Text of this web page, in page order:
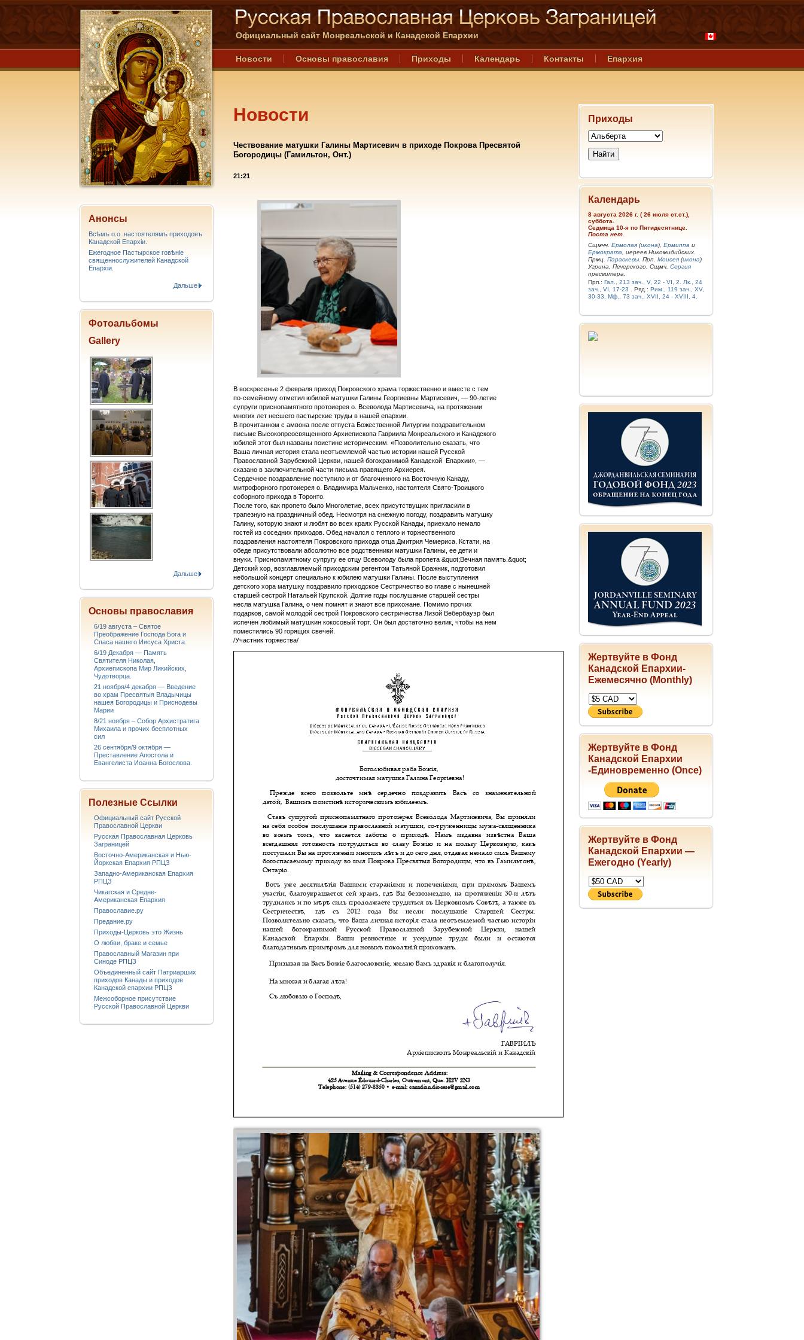
Официальный сайт Монреальской и Канадской Епархии
Новости Основы православия Приходы Календарь Контакты Епархия
Приходы
Календарь
8 августа 2026 г. ( 26 июля ст.ст.),
суббота.
Седмица 10-я по Пятидесятнице.
Поста нет.
Сщмчч. Ермолая (икона), Ермиппа и
Ермократа , иереев Никомидийских.
Прмц. Параскевы . Прп. Моисея (икона)
Угрина, Печерского. Сщмч. Сергия
пресвитера.
Прп.: Гал., 213 зач., V, 22 - VI, 2.
Лк., 24
зач., VI, 17-23
. Ряд.: Рим., 119 зач., XV,
30-33.
Мф., 73 зач., XVII, 24 - XVIII, 4.
Жертвуйте в Фонд
Канадской Епархии-
Ежемесячно (Monthly)
Жертвуйте в Фонд
Канадской Епархии
-Единовременно (Once)
Жертвуйте в Фонд
Канадской Епархии —
Ежегодно (Yearly)
Новости
Чествование матушки Галины Мартисевич в приходе Покрова Пресвятой
Богородицы (Гамильтон, Онт.)
21:21
В воскресенье 2 февраля приход Покровского храма торжественно и вместе с тем
по-семейному отметил юбилей матушки Галины Георгиевны Мартисевич, — 90-летие
супруги приснопамятного протоиерея о. Всеволода Мартисевича, на протяжении
многих лет несшего пастырские труды в нашей епархии.
В прочитанном с амвона после отпуста Божественной Литургии поздравительном
письме Высокопреосвященного Архиепископа Гавриила Монреальского и Канадского
юбилей этот был названы поистине историческим. «Позволительно сказать, что
Ваша личная история стала неотъемлемой частью истории нашей Русской
Православной Зарубежной Церкви, нашей богохранимой Канадской Епархии», —
сказано в заключительной части письма правящего Архиерея.
Сердечное поздравление поступило и от благочинного на Восточную Канаду,
митрофорного протоиерея о. Владимира Мальченко, настоятеля Свято-Троицкого
соборного прихода в Торонто.
После того, как пропето было Многолетие, всех присутствущих пригласили в
трапезную на праздничный обед. Несмотря на снежную погоду, поздравить матушку
Галину, которую знают и любят во всех краях Русской Канады, приехало немало
гостей из соседних приходов. Обед начался с теплого и торжественного
поздравления настоятеля Покровского прихода отца Дмитрия Чемериса. Кстати, на
обеде присутствовали абсолютно все родственники матушки Галины, ее дети и
внуки. Приснопамятному супругу ее отцу Всеволоду была пропета &quot;Вечная память.&quot;
Детский хор, возглавляемый приходским регентом Татьяной Бражник, подготовил
небольшой концерт специально к юбилею матушки Галины. После выступления
детского хора матушку поздравило приходское Сестричество во главе с нынешней
старшей сестрой Натальей Крупской. Долгие годы послушание старшей сестры
несла матушка Галина, о чем помнят и знают все прихожане. Помимо прочих
подарков, самой молодой сестрой Покровского сестричества Лизой Вебербауэр был
испечен любимый матушкин кокосовый торт. Он был достаточно велик, чтобы на нем
поместились 90 горящих свечей.
/Участник торжества/
Анонсы
Всѣмъ о.о. настоятелямъ приходовъ
Канадской Епархiи.
Ежегодное Пастырское говѣніе
священнослужителей Канадской
Епархіи.
Дальше
Фотоальбомы
Gallery
Дальше
Основы православия
6/19 августа – Святое
Преображение Господа Бога и
Спаса нашего Иисуса Христа.
6/19 Декабря — Память
Святителя Николая,
Архиепископа Мир Ликийских,
Чудотворца.
21 ноября/4 декабря — Введение
во храм Пресвятыя Владычицы
нашея Богородицы и Приснодевы
Марии
8/21 ноября – Собор Архистратига
Михаила и прочих бесплотных
сил
26 сентября/9 октября —
Преставление Апостола и
Евангелиста Иоанна Богослова.
Полезные Ссылки
Официальный сайт Русской
Православной Церкви
Русская Православная Церковь
Заграницей
Восточно-Американская и Нью-
Йоркская Епархия РПЦЗ
Западно-Американская Епархия
РПЦЗ
Чикагская и Средне-
Американская Епархия
Православие.ру
Предание.ру
Приходы-Церковь это Жизнь
О любви, браке и семье
Православный Магазин при
Синоде РПЦЗ
Объединенный сайт Патриарших
приходов Канады и приходов
Канадской епархии РПЦЗ
Межсоборное присутствие
Русской Православной Церкви